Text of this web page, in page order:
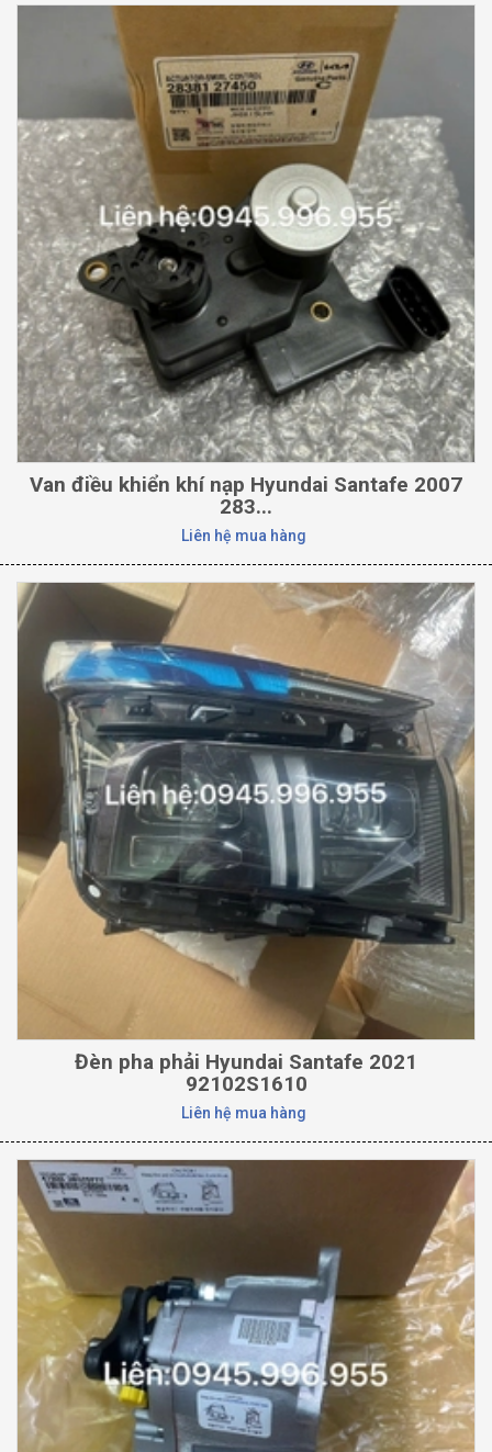
Van điều khiển khí nạp Hyundai Santafe 2007
283...
Liên hệ mua hàng
Đèn pha phải Hyundai Santafe 2021
92102S1610
Liên hệ mua hàng